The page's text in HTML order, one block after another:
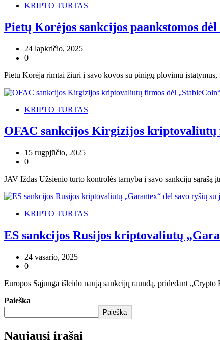
KRIPTO TURTAS
Pietų Korėjos sankcijos paankstomos
24 lapkričio, 2025
0
Pietų Korėja rimtai žiūri į savo kovos su pinigų plovimu
KRIPTO TURTAS
OFAC sankcijos Kirgizijos kriptovaliutų
15 rugpjūčio, 2025
0
JAV Iždas Užsienio turto kontrolės tarnyba į savo sankcijų
KRIPTO TURTAS
ES sankcijos Rusijos kriptovaliutų
24 vasario, 2025
0
Europos Sąjunga išleido naują sankcijų raundą, pridedant
Paieška
Paieška
Naujausi įrašai